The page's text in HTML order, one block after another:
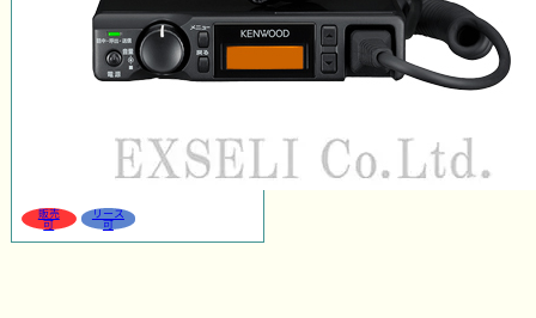
販売
可
リース
可